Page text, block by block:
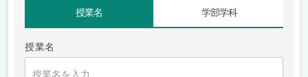
授業名 学部学科
授業名